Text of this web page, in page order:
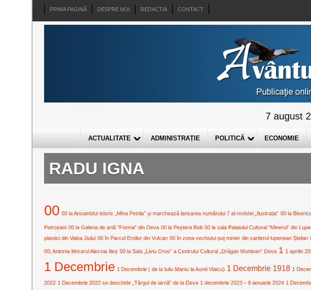
PRIMA PAGINĂ DESPRE NOI REDACTIA CONTACT
7 august
ACTUALITATE ADMINISTRAȚIE POLITICĂ ECONOMIE
RADU IGNA
00 00 la Ansamblul istoric „Mina Petrila” și marchează lansarea numărului 7 al revistei „Ilustrația” 00 la
Petroșani 00 la Galeria de artă ”Forma” din Deva 00 la Peștera Bolii 00 la sala Palatului Cultural ”Minerul” din
plastici din Valea Jiului 00 în Parcul Eroilor din Vulcan 00 în zona vechiului puț minier din cartierul lupenean Ștefan
00; Antonia Morarul Alecsia Ilieș 00 la Sala „Liviu Oros” a Centrului Cultural „Drăgan Muntean” Deva 1 1 aprilie
1 Decembrie 1 Decembrie ( de la Iuliu Maniu la Aurel Vlaicu) 1 Decembrie 1918 1
2022 1 Decembrie 2022 se deschide „Târgul de iarnă” de la Deva 1 decembrie 2023 – 8 ianuarie 2024 1